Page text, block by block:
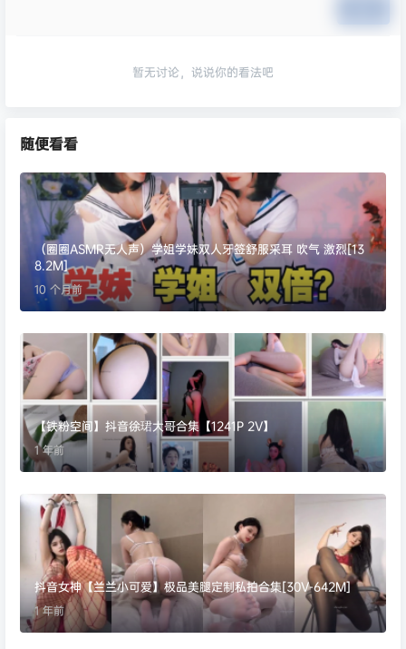
暂无讨论，说说你的看法吧
随便看看
（圈圈ASMR无人声）学姐学妹双人牙签舒服采耳 吹气 激烈[13
8.2M]
10 个月前
【铁粉空间】抖音徐珺大哥合集【1241P 2V】
1 年前
抖音女神️【兰兰小可爱️】极品美腿定制私拍合集[30V-642M]
1 年前